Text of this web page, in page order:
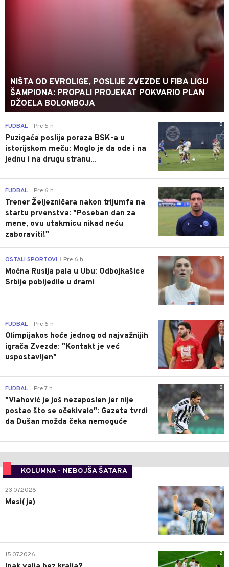
NIŠTA OD EVROLIGE, POSLIJE ZVEZDE U FIBA LIGU
ŠAMPIONA: PROPALI PROJEKAT POKVARIO PLAN
DŽOELA BOLOMBOJA
0
FUDBAL Pre 5 h
Puzigaća poslije poraza BSK-a u
istorijskom meču: Moglo je da ode i na
jednu i na drugu stranu...
0
FUDBAL Pre 6 h
Trener Željezničara nakon trijumfa na
startu prvenstva: "Poseban dan za
mene, ovu utakmicu nikad neću
zaboraviti!"
0
OSTALI SPORTOVI Pre 6 h
Moćna Rusija pala u Ubu: Odbojkašice
Srbije pobijedile u drami
0
FUDBAL Pre 6 h
Olimpijakos hoće jednog od najvažnijih
igrača Zvezde: "Kontakt je već
uspostavljen"
0
FUDBAL Pre 7 h
"Vlahović je još nezaposlen jer nije
postao što se očekivalo": Gazeta tvrdi
da Dušan možda čeka nemoguće
KOLUMNA - NEBOJŠA ŠATARA
0
23.07.2026.
Mesi(ja)
2
15.07.2026.